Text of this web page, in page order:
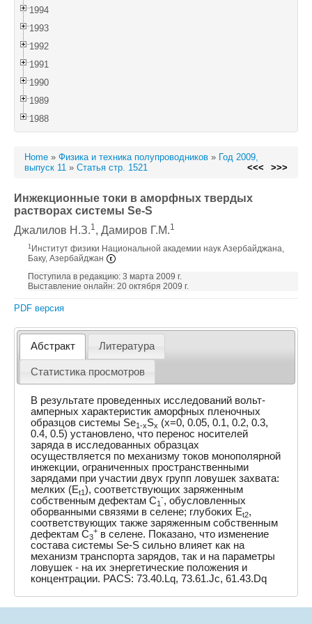
1994
1993
1992
1991
1990
1989
1988
Home » Физика и техника полупроводников » Год 2009,
выпуск 11 » Статья стр. 1521 <<< >>>
Инжекционные токи в аморфных твердых
растворах системы Se-S
Джалилов Н.З.1, Дамиров Г.М.1
1 Институт физики Национальной академии наук Азербайджана,
Баку, Азербайджан
Поступила в редакцию: 3 марта 2009 г.
Выставление онлайн: 20 октября 2009 г.
PDF версия
Абстракт Литература
Статистика просмотров
В результате проведенных исследований вольт-
амперных характеристик аморфных пленочных
образцов системы Se1-xSx (x=0, 0.05, 0.1, 0.2, 0.3,
0.4, 0.5) установлено, что перенос носителей
заряда в исследованных образцах
осуществляется по механизму токов монополярной
инжекции, ограниченных пространственными
зарядами при участии двух групп ловушек захвата:
мелких (Et1 ), соответствующих заряженным
собственным дефектам C1
-, обусловленных
оборванными связями в селене; глубоких Et2,
соответствующих также заряженным собственным
дефектам C3
+ в селене. Показано, что изменение
состава системы Se-S сильно влияет как на
механизм транспорта зарядов, так и на параметры
ловушек - на их энергетические положения и
концентрации. PACS: 73.40.Lq, 73.61.Jc, 61.43.Dq